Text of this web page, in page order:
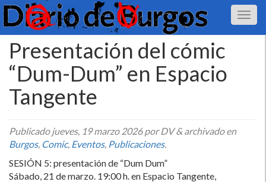
Presentación del cómic
“Dum-Dum” en Espacio
Tangente
Publicadojueves, 19 marzo 2026por DV&archivado en
Burgos, Comic, Eventos, Publicaciones.
SESIÓN 5: presentación de “Dum Dum”
Sábado, 21 de marzo. 19:00 h. en Espacio Tangente,